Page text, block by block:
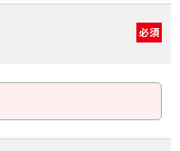
必須